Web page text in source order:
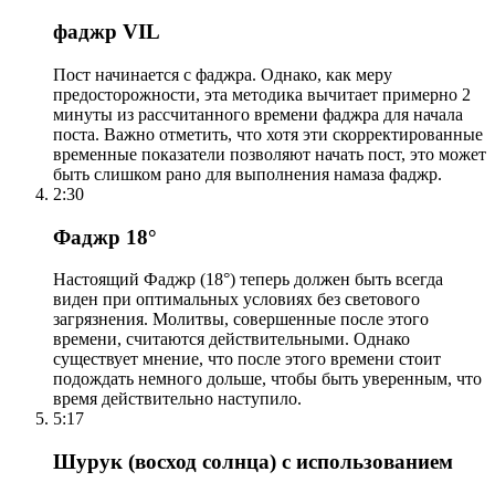
фаджр VIL
Пост начинается с фаджра. Однако, как меру
предосторожности, эта методика вычитает примерно 2
минуты из рассчитанного времени фаджра для начала
поста. Важно отметить, что хотя эти скорректированные
временные показатели позволяют начать пост, это может
быть слишком рано для выполнения намаза фаджр.
2:30
Фаджр 18°
Настоящий Фаджр (18°) теперь должен быть всегда
виден при оптимальных условиях без светового
загрязнения. Молитвы, совершенные после этого
времени, считаются действительными. Однако
существует мнение, что после этого времени стоит
подождать немного дольше, чтобы быть уверенным, что
время действительно наступило.
5:17
Шурук (восход солнца) с использованием